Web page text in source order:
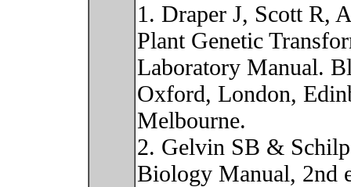
1. Draper J, Scott R,
Plant Genetic
Laboratory Manual.
Oxford, London,
Melbourne.
2. Gelvin SB &
Biology Manual, 2nd